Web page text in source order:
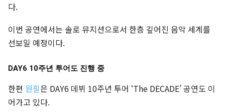
다.
이번 공연에서는 솔로 뮤지션으로서 한층 깊어진 음악 세계를
선보일 예정이다.
DAY6 10주년 투어도 진행 중
한편 원필은 DAY6 데뷔 10주년 투어 ‘The DECADE’ 공연도 이
어가고 있다.